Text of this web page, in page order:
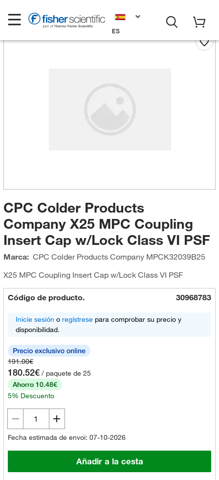
ES
CPC Colder Products
Company X25 MPC Coupling
Insert Cap w/Lock Class VI PSF
Marca: CPC Colder Products CompanyMPCK32039B25
X25 MPC Coupling Insert Cap w/Lock Class VI PSF
Código de producto. 30968783
Inicie sesión o regístresepara comprobar su precio y
disponibilidad.
191.00€
180.52€ / paquete de 25
Ahorro 10.48€
5% Descuento
Fecha estimada de envoi: 07-10-2026
Añadir a la cesta